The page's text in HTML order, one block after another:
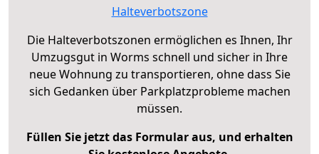
Halteverbotszone
Die Halteverbotszonen ermöglichen es Ihnen, Ihr
Umzugsgut in Worms schnell und sicher in Ihre
neue Wohnung zu transportieren, ohne dass Sie
sich Gedanken über Parkplatzprobleme machen
müssen.
Füllen Sie jetzt das Formular aus, und erhalten